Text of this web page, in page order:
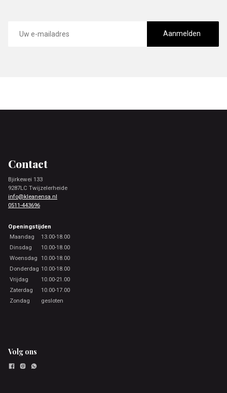
mailadres
Aanmelden
Contact
Bjirkewei 133
9287LC Twijzelerheide
info@kleanensa.nl
0511-443696
Openingstijden
Maandag
13.00-18.00
Dinsdag
10.00-18.00
Woensdag 10.00-18.00
Donderdag 10.00-18.00
Vrijdag
10.00-21.00
Zaterdag
10.00-17.00
Zondag
gesloten
Volg ons